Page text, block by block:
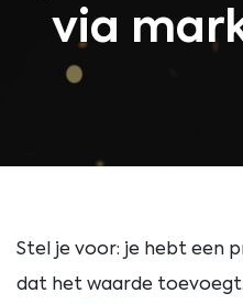
via
Stel je voor: je hebt een
dat het waarde